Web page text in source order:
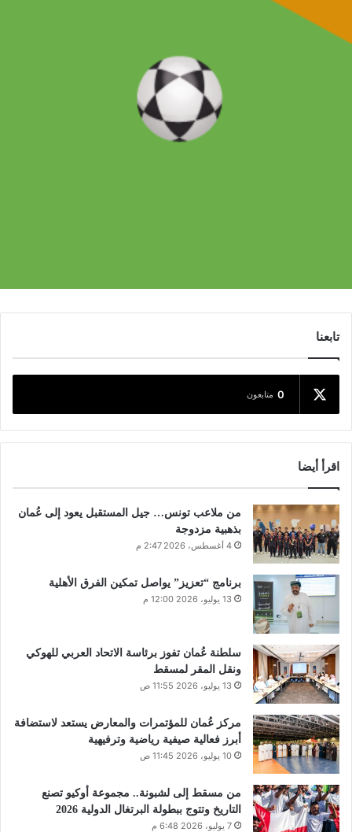
تابعنا
0 متابعون
اقرأ أيضا
من ملاعب تونس… جيل المستقبل يعود إلى عُمان
بذهبية مزدوجة
4 أغسطس، 2026 2:47 م
برنامج “تعزيز” يواصل تمكين الفرق الأهلية
13 يوليو، 2026 12:00 م
سلطنة عُمان تفوز برئاسة الاتحاد العربي للهوكي
ونقل المقر لمسقط
13 يوليو، 2026 11:55 ص
مركز عُمان للمؤتمرات والمعارض يستعد لاستضافة
أبرز فعالية صيفية رياضية وترفيهية
10 يوليو، 2026 11:45 ص
من مسقط إلى لشبونة.. مجموعة أوكيو تصنع
التاريخ وتتوج ببطولة البرتغال الدولية 2026
7 يوليو، 2026 6:48 م